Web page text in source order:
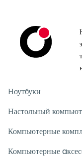
возможности
дизайн. Процессор
256V
работы и
16GB DDR5 RAM –
16GB оперативной
Ноутбуки
Настольный
Компьютерные
Компьютерные